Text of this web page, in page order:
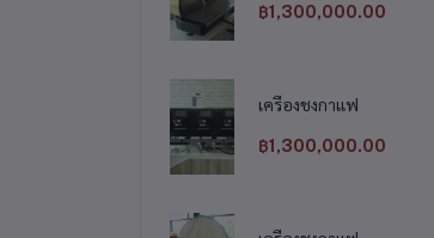
฿1,300,000.00
เครื่องชงกาแฟ
฿1,300,000.00